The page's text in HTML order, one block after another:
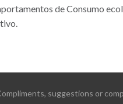
de Consumo
suggestions or